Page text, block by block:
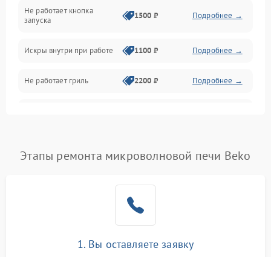
Нагрев и приготовление
Программное обеспечение
Не работает кнопка
запуска
1500 ₽ Подробнее →
Искры внутри при работе 1100 ₽ Подробнее →
Не работает гриль 2200 ₽ Подробнее →
Появление запаха гари Подробнее →
2200 ₽
Не работают сенсорные
Этапы ремонта микроволновой печи Beko
1. Вы оставляете заявку